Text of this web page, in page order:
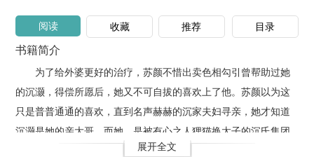
阅读 收藏 推荐 目录
书籍简介
为了给外婆更好的治疗，苏颜不惜出卖色相勾引曾帮助过她
的沉灏，得偿所愿后，她又不可自拔的喜欢上了他。苏颜以为这
只是普普通通的喜欢，直到名声赫赫的沉家夫妇寻亲，她才知道
沉灏是她的亲大哥，而她，是被有心之人狸猫换太子的沉氏集团
千金。****偌大的卧室一片狼藉，地板上尽是褪去的衣物凌乱不
展开全文